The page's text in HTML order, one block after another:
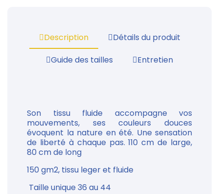
Description
Détails du produit
Guide des tailles
Entretien
Son tissu fluide accompagne vos
mouvements, ses couleurs douces
évoquent la nature en été. Une sensation
de liberté à chaque pas. 110 cm de large,
80 cm de long
150 gm2, tissu leger et fluide
Taille unique 36 au 44